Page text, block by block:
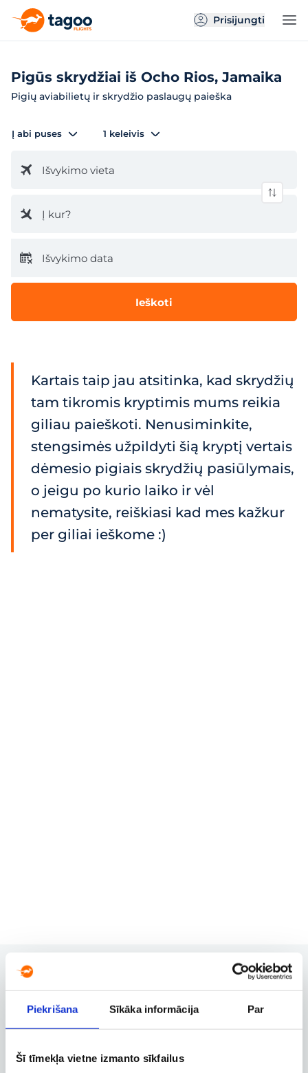
Piekrišana Sīkāka informācija Par
Šī tīmekļa vietne izmanto sīkfailus
Prisijungti
Pigūs skrydžiai iš Ocho Rios, Jamaika
Pigių aviabilietų ir skrydžio paslaugų paieška
Į abi puses 1 keleivis
Išvykimo vieta
Į kur?
Išvykimo data
Ieškoti
Kartais taip jau atsitinka, kad skrydžių
tam tikromis kryptimis mums reikia
giliau paieškoti. Nenusiminkite,
stengsimės užpildyti šią kryptį vertais
dėmesio pigiais skrydžių pasiūlymais,
o jeigu po kurio laiko ir vėl
nematysite, reiškiasi kad mes kažkur
per giliai ieškome :)
Užsakymų valdymas
Užsakymo keitimas, atšaukimas ir